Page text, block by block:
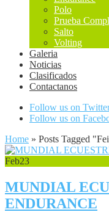
Polo
Prueba
Salto
Volting
Galeria
Noticias
Clasificados
Contactanos
Follow us on
Follow us on
Home » Posts Tagged "
Feb23
MUNDIAL
ENDURANCE